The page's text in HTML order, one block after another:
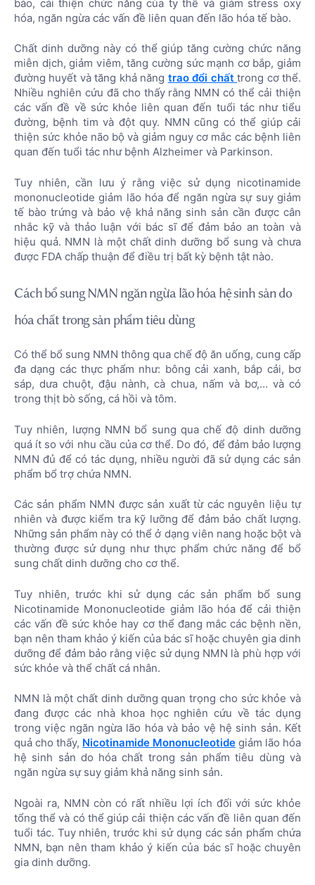
bào, cải thiện chức năng của ty thể và giảm stress oxy
hóa, ngăn ngừa các vấn đề liên quan đến lão hóa tế bào.
Chất dinh dưỡng này có thể giúp tăng cường chức năng
miễn dịch, giảm viêm, tăng cường sức mạnh cơ bắp, giảm
đường huyết và tăng khả năng trao đổi chấttrong cơ thể.
Nhiều nghiên cứu đã cho thấy rằng NMN có thể cải thiện
các vấn đề về sức khỏe liên quan đến tuổi tác như tiểu
đường, bệnh tim và đột quỵ. NMN cũng có thể giúp cải
thiện sức khỏe não bộ và giảm nguy cơ mắc các bệnh liên
quan đến tuổi tác như bệnh Alzheimer và Parkinson.
Tuy nhiên, cần lưu ý rằng việc sử dụng nicotinamide
mononucleotide giảm lão hóa để ngăn ngừa sự suy giảm
tế bào trứng và bảo vệ khả năng sinh sản cần được cân
nhắc kỹ và thảo luận với bác sĩ để đảm bảo an toàn và
hiệu quả. NMN là một chất dinh dưỡng bổ sung và chưa
được FDA chấp thuận để điều trị bất kỳ bệnh tật nào.
Cách bổ sung NMN ngăn ngừa lão hóa hệ sinh sản do
hóa chất trong sản phẩm tiêu dùng
Có thể bổ sung NMN thông qua chế độ ăn uống, cung cấp
đa dạng các thực phẩm như: bông cải xanh, bắp cải, bơ
sáp, dưa chuột, đậu nành, cà chua, nấm và bơ,… và có
trong thịt bò sống, cá hồi và tôm.
Tuy nhiên, lượng NMN bổ sung qua chế độ dinh dưỡng
quá ít so với nhu cầu của cơ thể. Do đó, để đảm bảo lượng
NMN đủ để có tác dụng, nhiều người đã sử dụng các sản
phẩm bổ trợ chứa NMN.
Các sản phẩm NMN được sản xuất từ các nguyên liệu tự
nhiên và được kiểm tra kỹ lưỡng để đảm bảo chất lượng.
Những sản phẩm này có thể ở dạng viên nang hoặc bột và
thường được sử dụng như thực phẩm chức năng để bổ
sung chất dinh dưỡng cho cơ thể.
Tuy nhiên, trước khi sử dụng các sản phẩm bổ sung
Nicotinamide Mononucleotide giảm lão hóa để cải thiện
các vấn đề sức khỏe hay cơ thể đang mắc các bệnh nền,
bạn nên tham khảo ý kiến ​​của bác sĩ hoặc chuyên gia dinh
dưỡng để đảm bảo rằng việc sử dụng NMN là phù hợp với
sức khỏe và thể chất cá nhân.
NMN là một chất dinh dưỡng quan trọng cho sức khỏe và
đang được các nhà khoa học nghiên cứu về tác dụng
trong việc ngăn ngừa lão hóa và bảo vệ hệ sinh sản. Kết
quả cho thấy, Nicotinamide Mononucleotide giảm lão hóa
hệ sinh sản do hóa chất trong sản phẩm tiêu dùng và
ngăn ngừa sự suy giảm khả năng sinh sản.
Ngoài ra, NMN còn có rất nhiều lợi ích đối với sức khỏe
tổng thể và có thể giúp cải thiện các vấn đề liên quan đến
tuổi tác. Tuy nhiên, trước khi sử dụng các sản phẩm chứa
NMN, bạn nên tham khảo ý kiến ​​của bác sĩ hoặc chuyên
gia dinh dưỡng.